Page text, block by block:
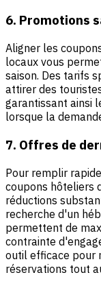
6. Promotions
Aligner les
locaux vous
saison. Des tarifs
attirer des
garantissant ainsi
lorsque la
7. Offres de
Pour remplir
coupons hôteliers
réductions
recherche d'un
permettent de
contrainte
outil efficace pour
réservations tout